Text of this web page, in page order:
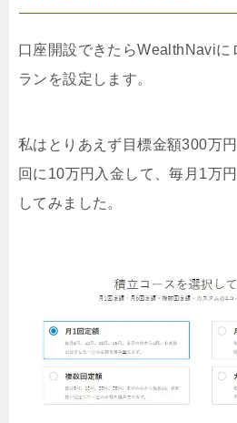
口座開設できたらWealthNaviに
ランを設定します。
私はとりあえず目標金額300万
回に10万円入金して、毎月1万
してみました。